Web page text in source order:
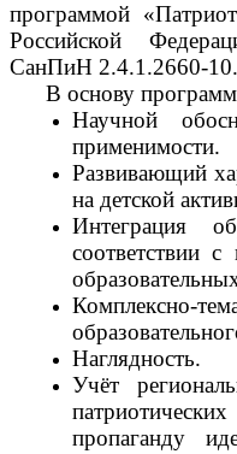
программой
Российской
СанПиН 2.4.1.2660-10.
В основу
Научной
применимости.
Развивающий
на детской
Интеграция
соответствии
Комплексно-
Наглядность.
Учёт
пропаганду